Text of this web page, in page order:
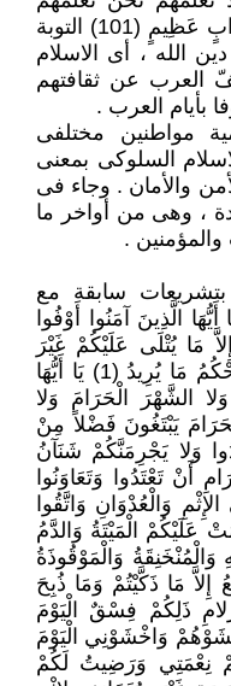
سَنُعَذِّبُهُمْ مَرَّتَيْنِ ثُمَّ يُرَدُّونَ إِلَى عَذَابٍ عَظِيمٍ (101) التوبة
الله ، أى الاسلام
العرب عن ثقافتهم
بأيام العرب .
مواطنين مختلفى
السلوكى بمعنى
والأمان . وجاء فى
، وهى من أواخر ما
.
بتشريعات سابقة مع
الَّذِينَ آمَنُوا أَوْفُوا
مَا يُتْلَى عَلَيْكُمْ غَيْرَ
مُحِلِّي الصَّيْدِ وَأَنْتُمْ حُرُمٌ إِنَّ اللَّهَ يَحْكُمُ مَا يُرِيدُ (1) يَا أَيُّهَا
الشَّهْرَ الْحَرَامَ وَلا
يَبْتَغُونَ فَضْلاً مِنْ
وَلا يَجْرِمَنَّكُمْ شَنَآنُ
تَعْتَدُوا وَتَعَاوَنُوا
وَالْعُدْوَانِ وَاتَّقُوا
شَدِيدُ الْعِقَابِ (2) حُرِّمَتْ عَلَيْكُمْ الْمَيْتَةُ وَالدَّمُ
وَالْمُنْخَنِقَةُ وَالْمَوْقُوذَةُ
إِلاَّ مَا ذَكَّيْتُمْ وَمَا ذُبِحَ
ذَلِكُمْ فِسْقٌ الْيَوْمَ
وَاخْشَوْنِي الْيَوْمَ
نِعْمَتِي وَرَضِيتُ لَكُمْ